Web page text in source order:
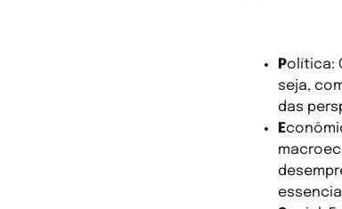
Política:
seja,
das
E